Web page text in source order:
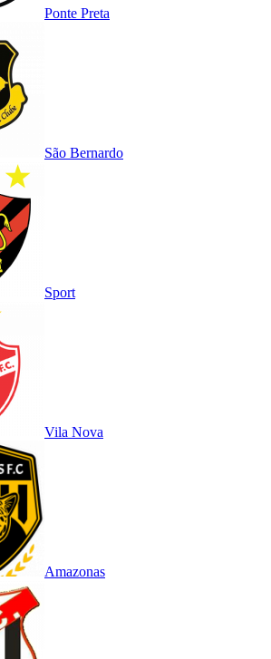
Ponte Preta
São Bernardo
Sport
Vila Nova
Amazonas